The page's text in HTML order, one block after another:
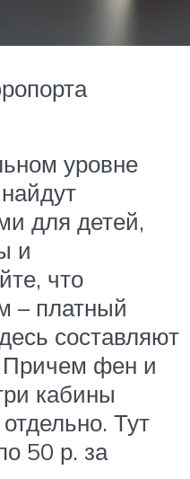
уровне
для детей,
и
что
– платный
составляют
Причем фен и
кабины
Тут
50 р. за